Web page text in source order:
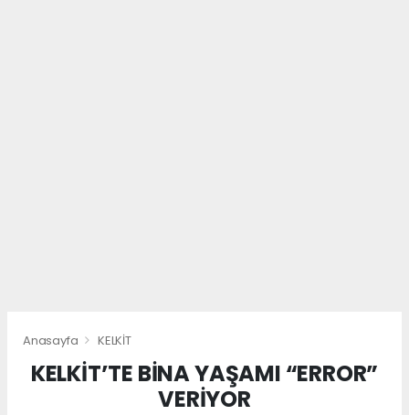
Anasayfa KELKİT
KELKİT’TE BİNA YAŞAMI “ERROR”
VERİYOR